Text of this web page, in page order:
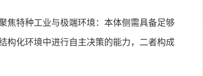
焦特种工业与极端环境：本体侧需具备足够
构化环境中进行自主决策的能力，二者构成